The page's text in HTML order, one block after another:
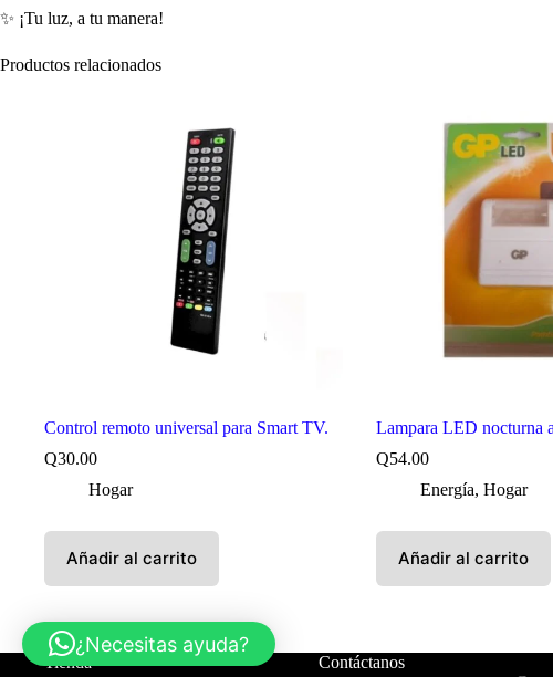
✨ ¡Tu luz, a tu manera!
Productos relacionados
Control remoto universal para Smart TV.
Q30.00
Hogar
Añadir al carrito
Lampara LED nocturna
Q54.00
Energía, Hogar
Añadir al carrito
Tienda Contáctanos
¿Necesitas ayuda?